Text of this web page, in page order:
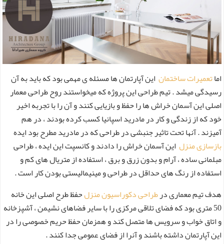
اماتعمیرات ساختمان این آپارتمان ها مسئله ی مهمی بود که باید به آن
رسیدگی میشد . تیم طراحی این پروژه که میخواستند روح طراحی معمار
اصلی این آسمان خراش ها را حفظ و بازیایی کنند و آن را با تجربه اخیر
خود که از زندگی و کار در مادرید اسپانیا کسب کرده بودند ، در هم
آمیزند . آنها تحت تاثیر جنبشی در طراحی که در مادرید مطرح بود ایده
بازسازی منزل این آسمان خراش را دادند و کانسپت این ایده ، طراحی
مبلمانی ساده ، آرام و بدون زرق و برق ، استفاده از متریال های کم و
استفاده از رنگ های حداقل در طراحی و مینیمالیستی بودن کار است .
هدف تیم معماری درطراحی دکوراسیون منزلحفظ طرح اصلی این خانه
50 متری بود که فضای تلاقی مرکزی را با سایر فضاهای نشیمن ، آشپزخانه
و اتاق خواب و سرویس ها متصل کند و همزمان حفظ حریم خصوصی را در
این آپارتمان داشته باشند و آنرا از فضای عمومی جدا کنند .